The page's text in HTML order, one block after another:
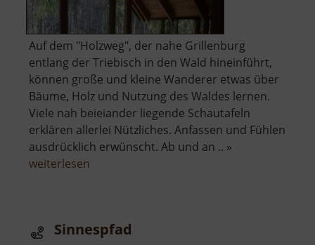
Auf dem "Holzweg", der nahe Grillenburg
entlang der Triebisch in den Wald hineinführt,
können große und kleine Wanderer etwas über
Bäume, Holz und Nutzung des Waldes lernen.
Viele nah beieiander liegende Schautafeln
erklären allerlei Nützliches. Anfassen und Fühlen
ausdrücklich erwünscht. Ab und an .. »
weiterlesen
Sinnespfad